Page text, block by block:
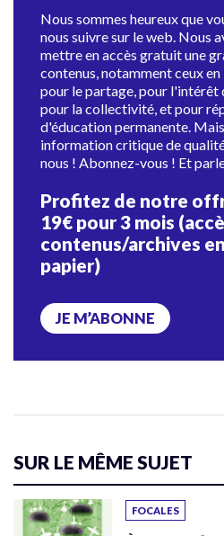
Nous sommes heureux que
nous suivre sur le web. Nous
mettre en accès gratuit une
contenus, notamment ceux
pour le partage, pour l'intérêt
pour la collectivité, et pour
d'éducation permanente.
information critique de
nous ! Abonnez-vous ! Et
Profitez de notre
19€ pour 3 mois
contenus/archives
papier)
JE M’ABONNE
SUR LE MÊME SUJET
FOCALES